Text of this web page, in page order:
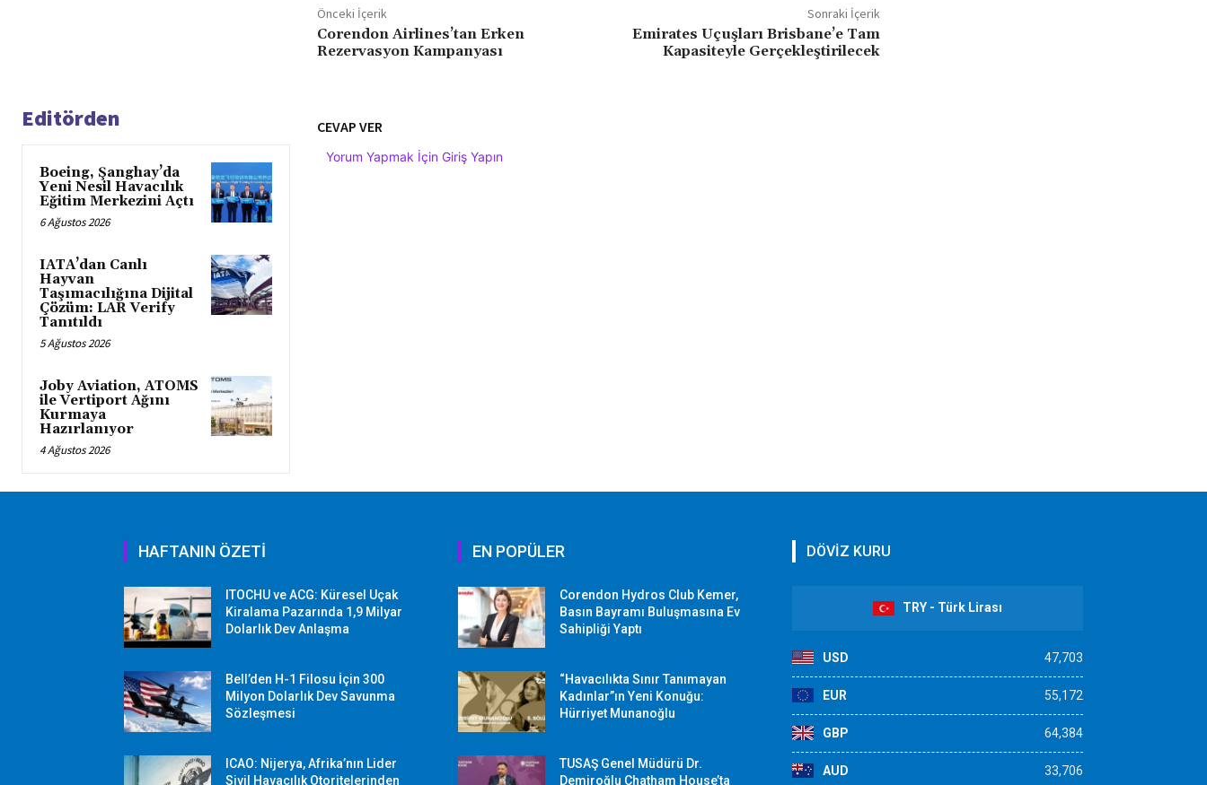
Önceki İçerik
Corendon Airlines’tan Erken
Rezervasyon Kampanyası
Sonraki İçerik
Emirates Uçuşları Brisbane’e Tam
Kapasiteyle Gerçekleştirilecek
Editörden
Boeing, Şanghay’da
Yeni Nesil Havacılık
Eğitim Merkezini Açtı
6 Ağustos 2026
IATA’dan Canlı
Hayvan
Taşımacılığına Dijital
Çözüm: LAR Verify
Tanıtıldı
5 Ağustos 2026
Joby Aviation, ATOMS
ile Vertiport Ağını
Kurmaya
Hazırlanıyor
4 Ağustos 2026
CEVAP VER
Yorum Yapmak İçin Giriş Yapın
HAFTANIN ÖZETİ
ITOCHU ve ACG: Küresel Uçak
Kiralama Pazarında 1,9 Milyar
Dolarlık Dev Anlaşma
Bell’den H-1 Filosu İçin 300
Milyon Dolarlık Dev Savunma
Sözleşmesi
ICAO: Nijerya, Afrika’nın Lider
Sivil Havacılık Otoritelerinden
EN POPÜLER
Corendon Hydros Club Kemer,
Basın Bayramı Buluşmasına Ev
Sahipliği Yaptı
“Havacılıkta Sınır Tanımayan
Kadınlar”ın Yeni Konuğu:
Hürriyet Munanoğlu
TUSAŞ Genel Müdürü Dr.
Demiroğlu Chatham House’ta
DÖVİZ KURU
TRY - Türk Lirası
USD 47,703
EUR 55,172
GBP 64,384
AUD 33,706